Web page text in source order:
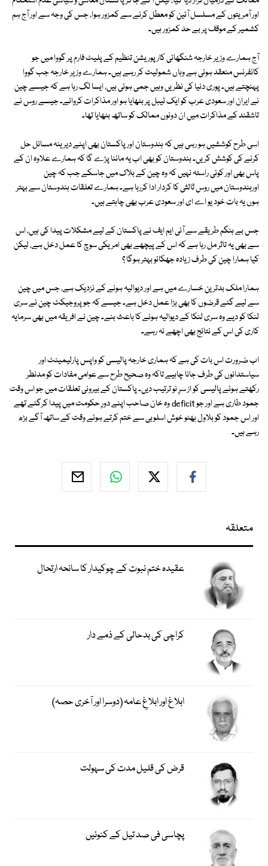
اور آمریتوں کے مسلسل آئین کو معطل کرنے سے کمزور ہوا، جس کی وجہ سے اور آج ہم
کشمیر کے موقف پر بے حد کمزور ہیں۔
آج ہمارے وزیر خارجہ شنگھائی کارپوریشن تنظیم کے پلیٹ فارم پر گووا میں جو
کانفرنس منعقد ہوئی ہے وہاں شمولیت کر رہے ہیں۔ ہمارے وزیر خارجہ جب گووا
پہنچتے ہیں۔ پوری دنیا کی نظریں وہیں جمی ہوئی ہیں، ایسا لگ رہا ہے کہ جیسے چین
نے ایران اور سعودی عرب کو ایک ٹیبل پر بٹھایا ہو اور مذاکرات کروائے۔ جیسے روس نے
تاشقند کے مذاکرات میں ان دونوں ممالک کو ساتھ بٹھایا تھا۔
اسی طرح کوششیں ہو رہی ہیں کہ ہندوستان اور پاکستان بھی اپنے دیرینہ مسائل حل
کرنے کی کوشش کریں۔ ہندوستان کو بھی اب یہ ماننا پڑے گا کہ ہمارے علاوہ ان کے
پاس بھی اور کوئی راستہ نہیں کہ وہ چین کے بلاک میں جاسکے جب کہ چین
اورہندوستان میں روس ثالثی کا کردار ادا کررہا ہے۔ ہمارے تعلقات ہندوستان سے بہتر
ہوں یہ بات خود یو اے ای اور سعودی عرب بھی چاہتے ہیں۔
جس بے ہنگم طریقے سے آئی ایم ایف نے پاکستان کے لیے مشکلات پیدا کی ہیں، اس
سے بھی یہ تاثر مل رہا ہے کہ اس کے پیچھے بھی امریکی سوچ کا عمل دخل ہے، لیکن
کیا ہمارا چین کی طرف زیادہ جھکائو بہتر ہوگا ؟
ہمارا ملک بدترین خسارے میں ہے اور دیوالیہ ہونے کے نزدیک ہے، جس میں چین
سے لیے گئے قرضوں کا بھی بڑا عمل دخل ہے۔ جیسے کہ جو پروجیکٹ چین نے سری
لنکا کو دیے وہ سری لنکا کے دیوالیہ ہونے کا باعث بنے۔ چین نے افریقہ میں بھی سرمایہ
کاری کی اس کے نتائج بھی اچھے نہ رہے۔
اب ضرورت اس بات کی ہے کہ ہماری خارجہ پالیسی کو واپس پارلیمینٹ اور
سیاستدانوں کی طرف جانا چاہیے تاکہ وہ صحیح طرح سے عوامی مفادات کو مدنظر
رکھتے ہوئے پالیسی کو از سرِ نو ترتیب دیں۔ پاکستان کے بیرونی تعلقات میں جو اس وقت
جمود طاری ہے اور جو deficit وہ خان صاحب اپنے دورِ حکومت میں پیدا کرگئے تھے
اور اس جمود کو بلاول بھٹو خوش اسلوبی سے ختم کرتے ہوئے وقت کے ساتھ آگے بڑھ
رہے ہیں۔
متعلقہ
عقیدہ ختم نبوت کے چوکیدار کا سانحہ ارتحال
کراچی کی بدحالی کے ذمے دار
ابلاغ اور ابلاغِ عامہ (دوسرا اور آخری حصہ)
قرض کی قلیل مدت کی سہولت
پچاسی فی صد تیل کے کنوئیں